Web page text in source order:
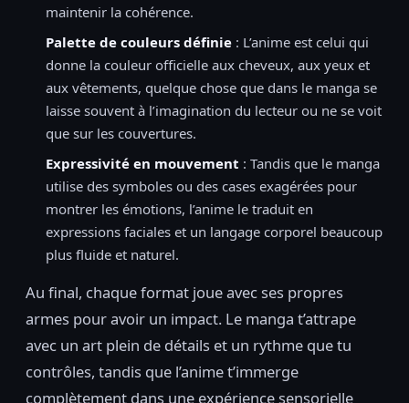
maintenir la cohérence.
Palette de couleurs définie : L’anime est celui qui
donne la couleur officielle aux cheveux, aux yeux et
aux vêtements, quelque chose que dans le manga se
laisse souvent à l’imagination du lecteur ou ne se voit
que sur les couvertures.
Expressivité en mouvement : Tandis que le manga
utilise des symboles ou des cases exagérées pour
montrer les émotions, l’anime le traduit en
expressions faciales et un langage corporel beaucoup
plus fluide et naturel.
Au final, chaque format joue avec ses propres
armes pour avoir un impact. Le manga t’attrape
avec un art plein de détails et un rythme que tu
contrôles, tandis que l’anime t’immerge
complètement dans une expérience sensorielle